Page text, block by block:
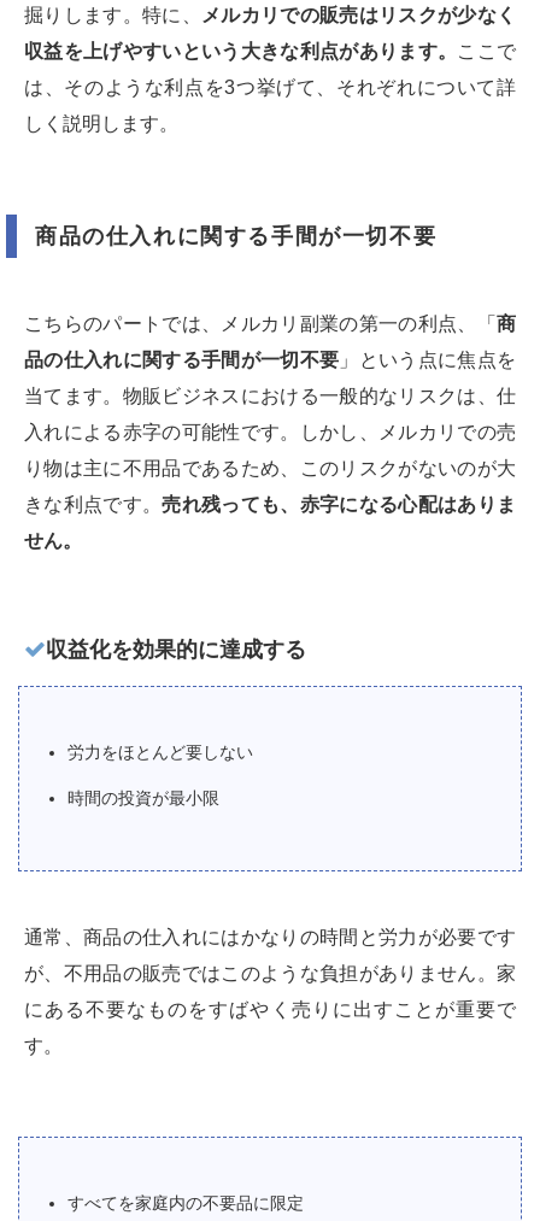
掘りします。特に、
メルカリでの販売はリスクが少なく
収益を上げやすいという大きな利点があります。 ここで
は、そのような利点を3つ挙げて、それぞれについて詳
しく説明します。
商品の仕入れに関する手間が一切不要
こちらのパートでは、メルカリ副業の第一の利点、「 商
品の仕入れに関する手間が一切不要 」という点に焦点を
当てます。物販ビジネスにおける一般的なリスクは、仕
入れによる赤字の可能性です。しかし、メルカリでの売
り物は主に不用品であるため、このリスクがないのが大
きな利点です。売れ残っても、赤字になる心配はありま
せん。
収益化を効果的に達成する
労力をほとんど要しない
時間の投資が最小限
通常、商品の仕入れにはかなりの時間と労力が必要です
が、不用品の販売ではこのような負担がありません。家
にある不要なものをすばやく売りに出すことが重要で
す。
すべてを家庭内の不要品に限定